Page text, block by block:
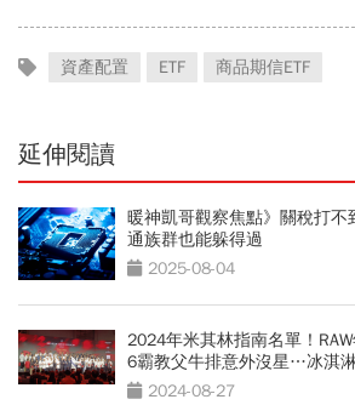
資產配置 ETF 商品期信ETF
延伸閱讀
暖神凱哥觀察焦點》關稅打不
通族群也能躲得過
2025-08-04
2024年米其林指南名單！
6霸教父牛排意外沒星…冰淇
2024-08-27